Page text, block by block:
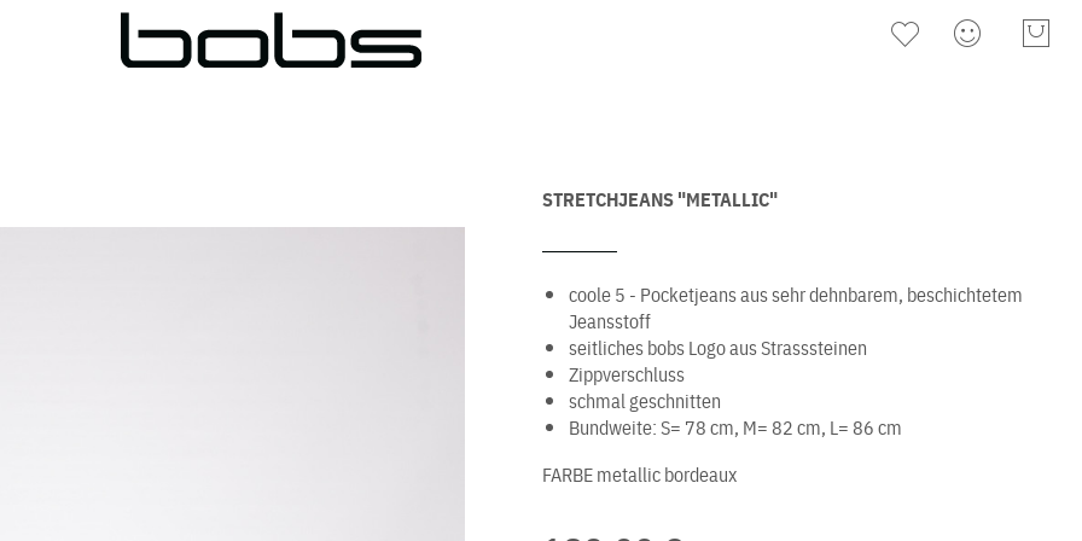
STRETCHJEANS "METALLIC"
coole 5 - Pocketjeans aus sehr dehnbarem, beschichtetem
Jeansstoff
seitliches bobs Logo aus Strasssteinen
Zippverschluss
schmal geschnitten
Bundweite: S= 78 cm, M= 82 cm, L= 86 cm
FARBEmetallic bordeaux